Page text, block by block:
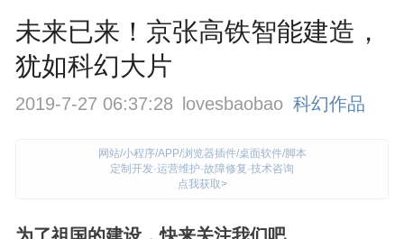
未来已来！京张高铁智能建造，
犹如科幻大片
2019-7-27 06:37:28 lovesbaobao 科幻作品
网站/小程序/APP/浏览器插件/桌面软件/脚本
定制开发·运营维护·故障修复·技术咨询
点我获取>